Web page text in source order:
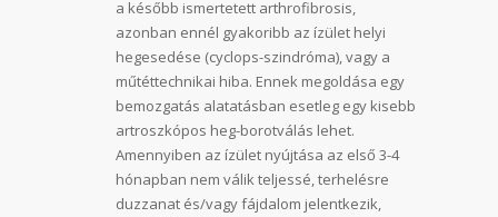
a később ismertetett arthrofibrosis,
azonban ennél gyakoribb az ízület helyi
hegesedése (cyclops-szindróma), vagy a
műtéttechnikai hiba. Ennek megoldása egy
bemozgatás alatatásban esetleg egy kisebb
artroszkópos heg-borotválás lehet.
Amennyiben az ízület nyújtása az első 3-4
hónapban nem válik teljessé, terhelésre
duzzanat és/vagy fájdalom jelentkezik,